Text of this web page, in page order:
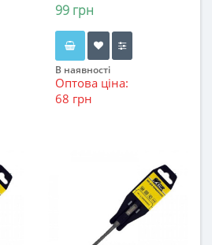
99 грн
В наявності
Оптова ціна:
68 грн